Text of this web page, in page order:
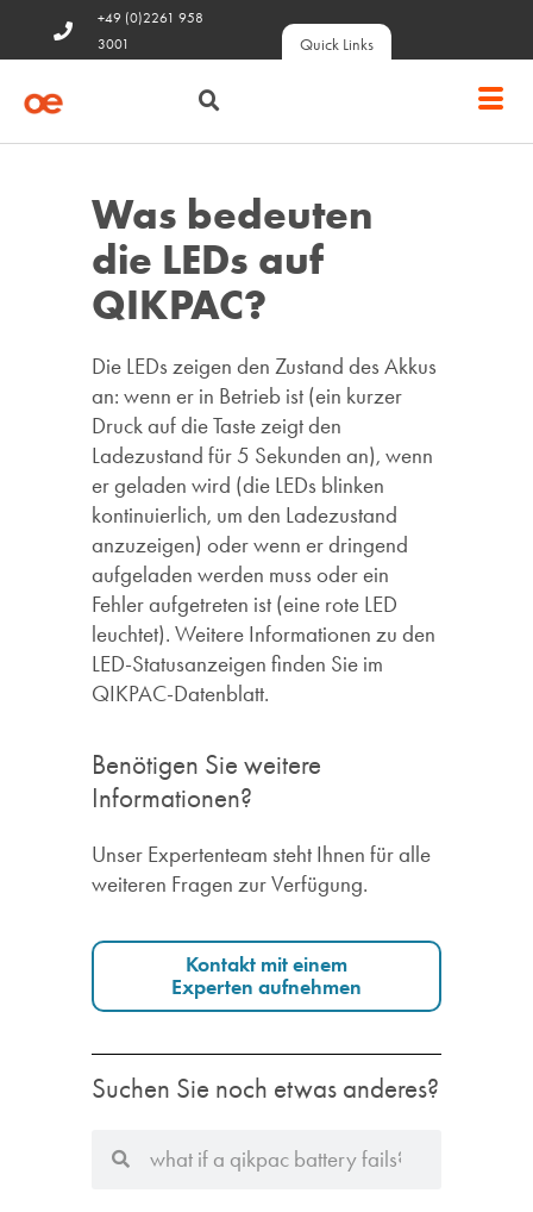
+49 (0)2261 958
3001
Quick Links
Was bedeuten
die LEDs auf
QIKPAC?
Die LEDs zeigen den Zustand des Akkus
an: wenn er in Betrieb ist (ein kurzer
Druck auf die Taste zeigt den
Ladezustand für 5 Sekunden an), wenn
er geladen wird (die LEDs blinken
kontinuierlich, um den Ladezustand
anzuzeigen) oder wenn er dringend
aufgeladen werden muss oder ein
Fehler aufgetreten ist (eine rote LED
leuchtet). Weitere Informationen zu den
LED-Statusanzeigen finden Sie im
QIKPAC-Datenblatt.
Benötigen Sie weitere
Informationen?
Unser Expertenteam steht Ihnen für alle
weiteren Fragen zur Verfügung.
Kontakt mit einem
Experten aufnehmen
Suchen Sie noch etwas anderes?